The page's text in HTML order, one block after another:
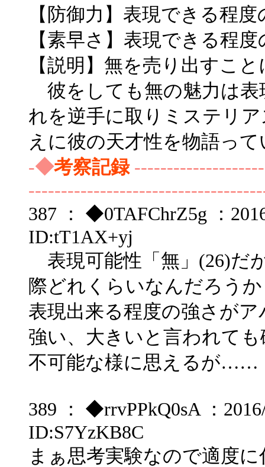
【防御力】表現できる程
【素早さ】表現できる程
【説明】無を売り出すこ
彼をしても無の魅力は表
れを逆手に取りミステリ
えに彼の天才性を物語って
-◆考察記録
387 ： ◆0TAFChrZ5g ：
ID:tT1AX+yj
表現可能性「無」(26)だ
際どれくらいなんだろう
表現出来る程度の強さが
強い、大きいと言われても
不可能な様に思えるが……
389 ： ◆rrvPPkQ0sA ：
ID:S7YzKB8C
まぁ思考実験なので適度